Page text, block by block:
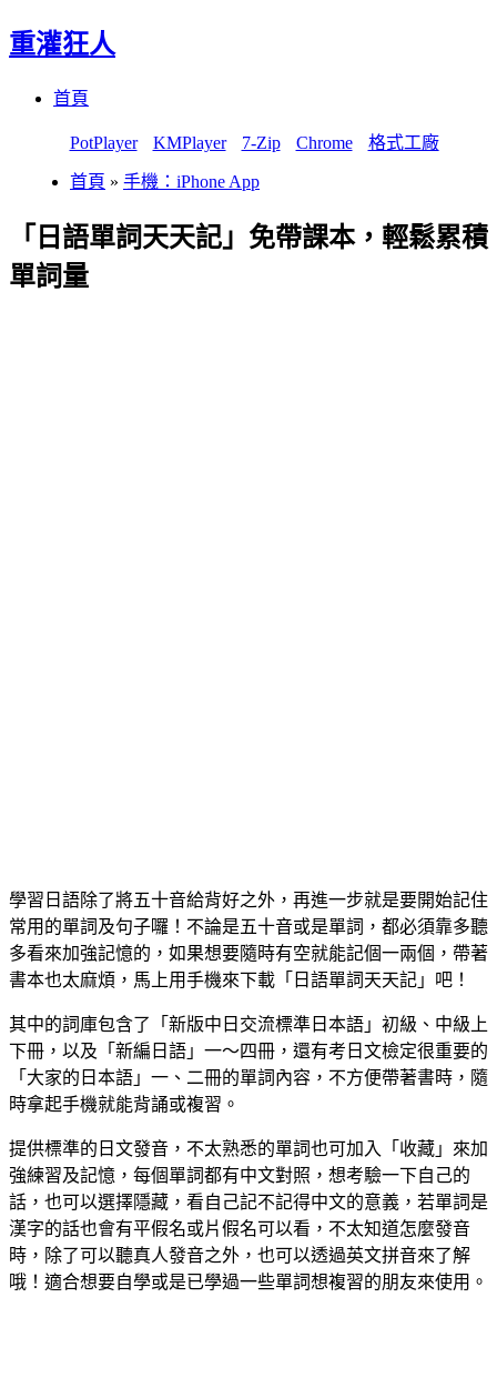
重灌狂人
首頁
PotPlayer KMPlayer 7-Zip Chrome 格式工廠
首頁 » 手機：iPhone App
「日語單詞天天記」免帶課本，輕鬆累積
單詞量
學習日語除了將五十音給背好之外，再進一步就是要開始記住
常用的單詞及句子囉！不論是五十音或是單詞，都必須靠多聽
多看來加強記憶的，如果想要隨時有空就能記個一兩個，帶著
書本也太麻煩，馬上用手機來下載「日語單詞天天記」吧！
其中的詞庫包含了「新版中日交流標準日本語」初級、中級上
下冊，以及「新編日語」一～四冊，還有考日文檢定很重要的
「大家的日本語」一、二冊的單詞內容，不方便帶著書時，隨
時拿起手機就能背誦或複習。
提供標準的日文發音，不太熟悉的單詞也可加入「收藏」來加
強練習及記憶，每個單詞都有中文對照，想考驗一下自己的
話，也可以選擇隱藏，看自己記不記得中文的意義，若單詞是
漢字的話也會有平假名或片假名可以看，不太知道怎麼發音
時，除了可以聽真人發音之外，也可以透過英文拼音來了解
哦！適合想要自學或是已學過一些單詞想複習的朋友來使用。